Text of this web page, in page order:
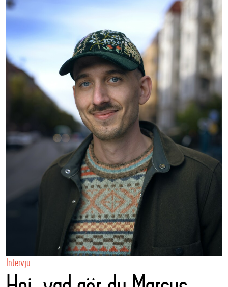
Intervju